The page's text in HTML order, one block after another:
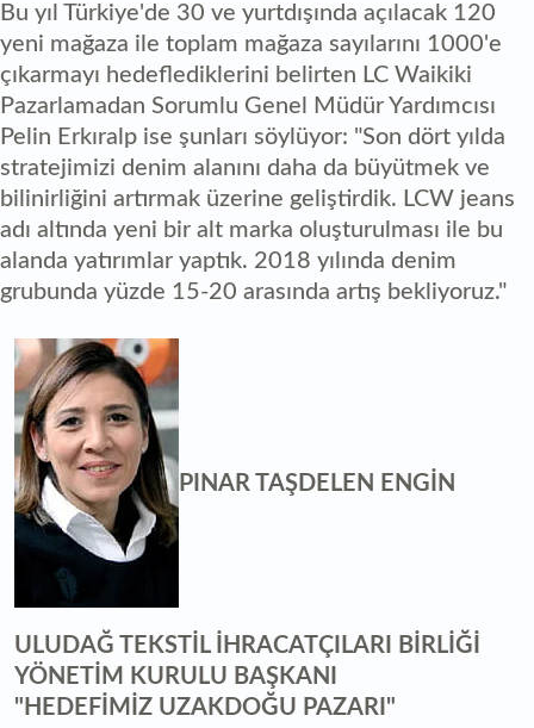
Bu yıl Türkiye'de 30 ve yurtdışında açılacak 120
yeni mağaza ile toplam mağaza sayılarını 1000'e
çıkarmayı hedeflediklerini belirten LC Waikiki
Pazarlamadan Sorumlu Genel Müdür Yardımcısı
Pelin Erkıralp ise şunları söylüyor: "Son dört yılda
stratejimizi denim alanını daha da büyütmek ve
bilinirliğini artırmak üzerine geliştirdik. LCW jeans
adı altında yeni bir alt marka oluşturulması ile bu
alanda yatırımlar yaptık. 2018 yılında denim
grubunda yüzde 15-20 arasında artış bekliyoruz."
PINAR TAŞDELEN ENGİN
ULUDAĞ TEKSTİL İHRACATÇILARI BİRLİĞİ
YÖNETİM KURULU BAŞKANI
"HEDEFİMİZ UZAKDOĞU PAZARI"